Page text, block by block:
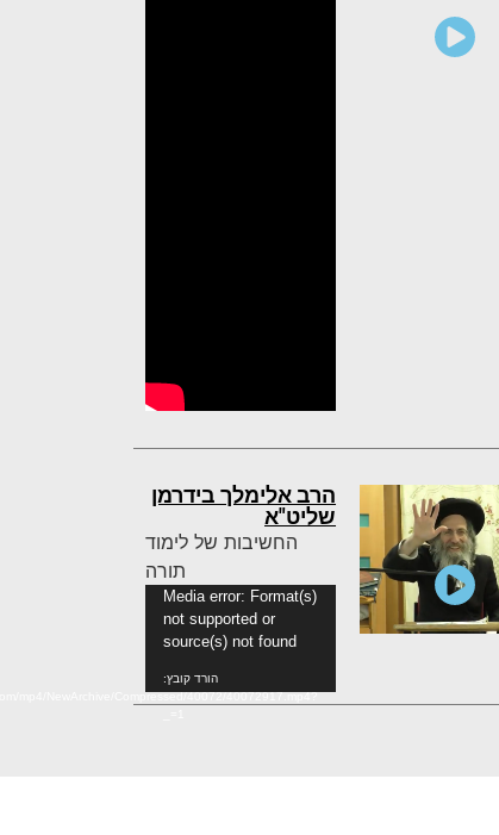
הרב אלימלך בידרמן
שליט"א
החשיבות של לימוד
תורה
Media error: Format(s)
not supported or
source(s) not found
הורד קובץ:
mp4/NewArchive/Compressed/40072/40072917.mp4?